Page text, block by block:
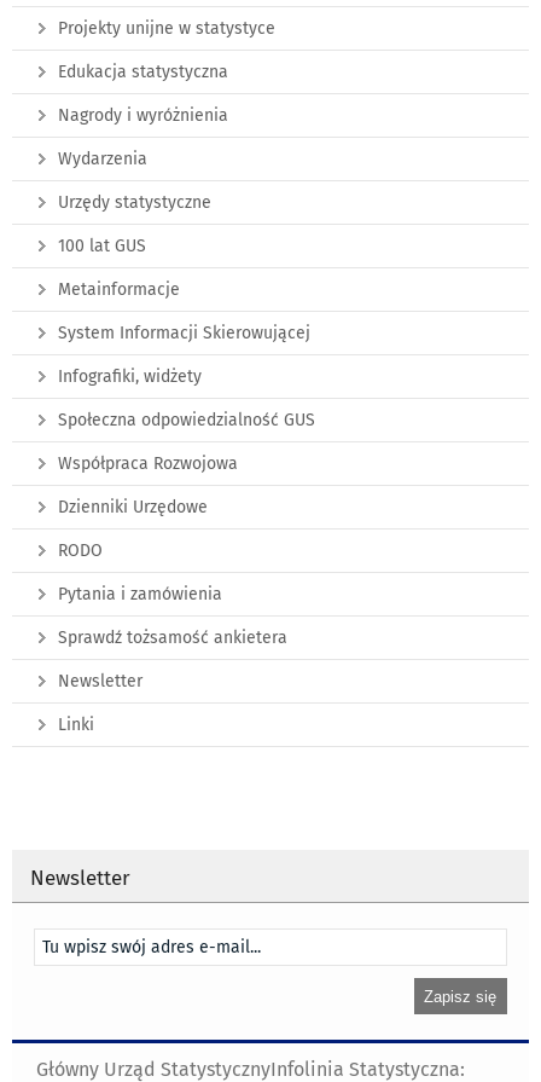
Projekty unijne w statystyce
Edukacja statystyczna
Nagrody i wyróżnienia
Wydarzenia
Urzędy statystyczne
100 lat GUS
Metainformacje
System Informacji Skierowującej
Infografiki, widżety
Społeczna odpowiedzialność GUS
Współpraca Rozwojowa
Dzienniki Urzędowe
RODO
Pytania i zamówienia
Sprawdź tożsamość ankietera
Newsletter
Linki
Newsletter
Główny Urząd StatystycznyInfolinia Statystyczna: